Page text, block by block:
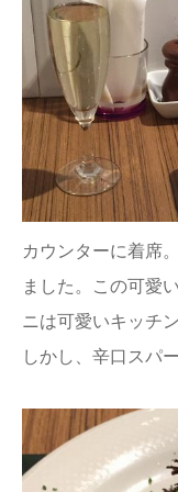
カウンターに着席
ました。この可愛
ニは可愛いキッチ
しかし、辛口スパ